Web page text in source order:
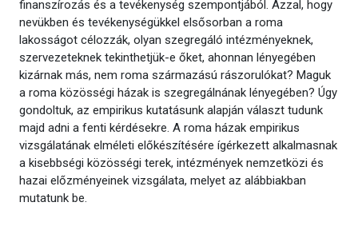
finanszírozás és a tevékenység szempontjából. Azzal, hogy
nevükben és tevékenységükkel elsősorban a roma
lakosságot célozzák, olyan szegregáló intézményeknek,
szervezeteknek tekinthetjük-e őket, ahonnan lényegében
kizárnak más, nem roma származású rászorulókat? Maguk
a roma közösségi házak is szegregálnának lényegében? Úgy
gondoltuk, az empirikus kutatásunk alapján választ tudunk
majd adni a fenti kérdésekre. A roma házak empirikus
vizsgálatának elméleti előkészítésére ígérkezett alkalmasnak
a kisebbségi közösségi terek, intézmények nemzetközi és
hazai előzményeinek vizsgálata, melyet az alábbiakban
mutatunk be.